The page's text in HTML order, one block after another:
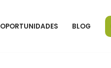
OPORTUNIDADES BLOG